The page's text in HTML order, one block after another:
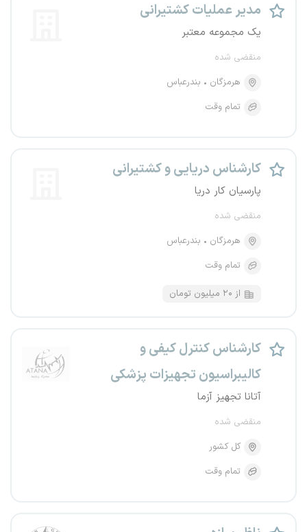
مدیر عملیات کشتیرانی
یک مجموعه معتبر
منقضی شده
هرمزگان
بندرعباس
تمام وقت
کارشناس دریایی و کشتیرانی
پارسیان کار دریا
منقضی شده
هرمزگان
بندرعباس
تمام وقت
از ۲۰ میلیون تومان
کارشناس کنترل کیفی و
کالیبراسیون تجهیزات پزشکی
آتانا تجهیز آزما
منقضی شده
کل کشور
تمام وقت